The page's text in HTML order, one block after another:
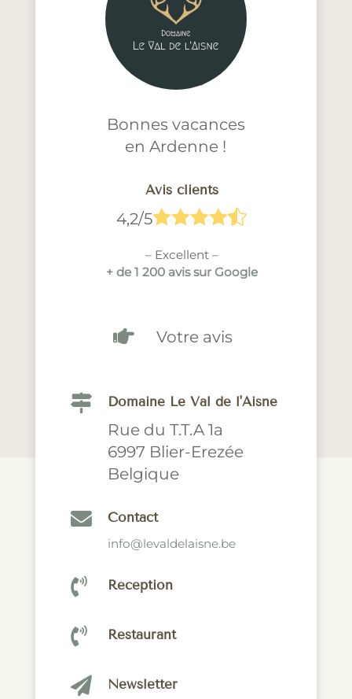
Bonnes vacances
en Ardenne !
Avis clients
4,2/5
– Excellent –
+ de 1 200 avis sur Google
 Votre avis
 Domaine Le Val de l'Aisne
Rue du T.T.A 1a
6997 Blier-Erezée
Belgique
 Contact
info@levaldelaisne.be
 Réception
 Restaurant
 Newsletter